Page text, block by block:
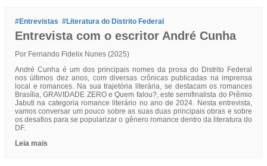
#Entrevistas #Literatura do Distrito Federal
Entrevista com o escritor André Cunha
Por Fernando Fidelix Nunes (2025)
André Cunha é um dos principais nomes da prosa do Distrito Federal
nos últimos dez anos, com diversas crônicas publicadas na imprensa
local e romances. Na sua trajetória literária, se destacam os romances
Brasília, GRAVIDADE ZERO e Quem falou?, este semifinalista do Prêmio
Jabuti na categoria romance literário no ano de 2024. Nesta entrevista,
vamos conversar um pouco sobre as suas duas principais obras e sobre
os desafios para se popularizar o gênero romance dentro da literatura do
DF.
Leia mais